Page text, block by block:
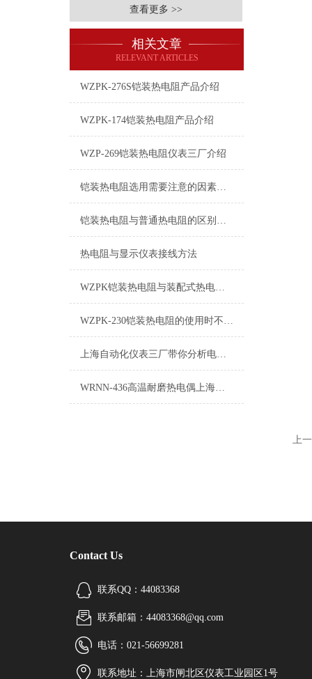
查看更多 >>
相关文章
RELEVANT ARTICLES
WZPK-276S铠装热电阻产品介绍
WZPK-174铠装热电阻产品介绍
WZP-269铠装热电阻仪表三厂介绍
铠装热电阻选用需要注意的因素介绍
铠装热电阻与普通热电阻的区别是什么？
热电阻与显示仪表接线方法
WZPK铠装热电阻与装配式热电阻相比，具有以下优点
WZPK-230铠装热电阻的使用时不可不顾的注意事项二
上海自动化仪表三厂带你分析电机用埋置式热电阻和铠装热电阻的区别
WRNN-436高温耐磨热电偶上海自动化仪表三厂
上
Contact Us
联系QQ：44083368
联系邮箱：44083368@qq.com
电话：021-56699281
联系地址：上海市闸北区仪表工业园区1号